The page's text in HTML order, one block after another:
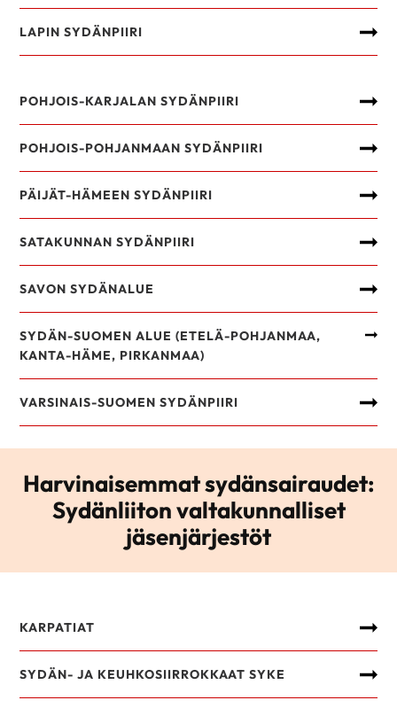
LAPIN SYDÄNPIIRI
POHJOIS-KARJALAN SYDÄNPIIRI
POHJOIS-POHJANMAAN SYDÄNPIIRI
PÄIJÄT-HÄMEEN SYDÄNPIIRI
SATAKUNNAN SYDÄNPIIRI
SAVON SYDÄNALUE
SYDÄN-SUOMEN ALUE (ETELÄ-POHJANMAA,
KANTA-HÄME, PIRKANMAA)
VARSINAIS-SUOMEN SYDÄNPIIRI
Harvinaisemmat sydänsairaudet:
Sydänliiton valtakunnalliset
jäsenjärjestöt
KARPATIAT
SYDÄN- JA KEUHKOSIIRROKKAAT SYKE